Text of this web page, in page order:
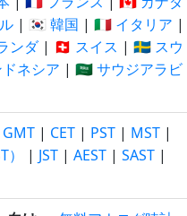
| 🇰🇷 韓国 | 🇮🇹 イタリア |
ンダ| 🇨🇭 スイス | 🇸🇪 スウ
ネシア | 🇸🇦 サウジアラビ
GMT | CET | PST | MST |
| JST | AEST | SAST |